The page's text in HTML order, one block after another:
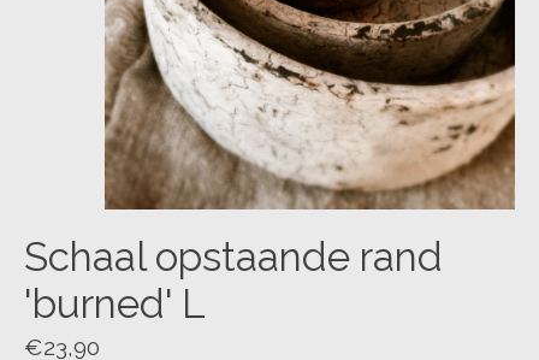
Schaal opstaande rand
'burned' L
€23,90